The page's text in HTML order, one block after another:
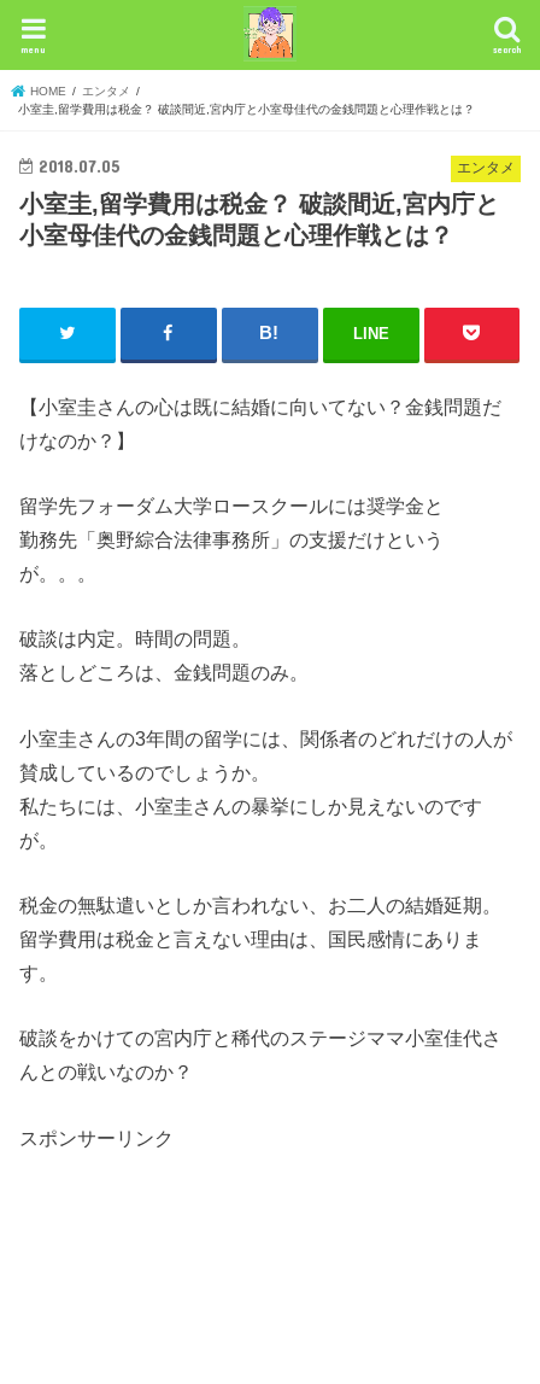
search
menu
HOME
エンタメ
小室圭,留学費用は税金？ 破談間近,宮内庁と小室母佳代の金銭問題と心理作戦とは？
エンタメ
2018.07.05
小室圭,留学費用は税金？ 破談間近,宮内庁と
小室母佳代の金銭問題と心理作戦とは？
LINE
【小室圭さんの心は既に結婚に向いてない？金銭問題だ
けなのか？】
留学先フォーダム大学ロースクールには奨学金と
勤務先「奥野綜合法律事務所」の支援だけという
が。。。
破談は内定。時間の問題。
落としどころは、金銭問題のみ。
小室圭さんの3年間の留学には、関係者のどれだけの人が
賛成しているのでしょうか。
私たちには、小室圭さんの暴挙にしか見えないのです
が。
税金の無駄遣いとしか言われない、お二人の結婚延期。
留学費用は税金と言えない理由は、国民感情にありま
す。
破談をかけての宮内庁と稀代のステージママ小室佳代さ
んとの戦いなのか？
スポンサーリンク